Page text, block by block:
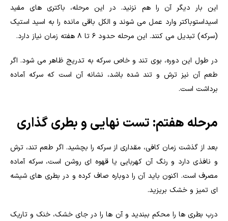
این بار دیگر آن را هم نزنید. در این مرحله، باکتری های مفید
اسیداستوباکتر وارد عمل می شوند و الکل باقی مانده را به اسید استیک
(سرکه) تبدیل می کنند. این مرحله حدود ۶ تا ۸ هفته زمان نیاز دارد.
در طول این دوره، بوی تند و خاص سرکه به تدریج ظاهر می شود. اگر
طعم آن نیز ترش و تند شده باشد، نشانه آن است که سرکه آماده
برداشت است.
مرحله هفتم: تست نهایی و بطری گذاری
بعد از گذشت زمان کافی، مقداری از سرکه را بچشید. اگر طعم تند، ترش
و نافذی دارد و رنگ آن کهربایی یا قهوه ای روشن است، سرکه آماده
مصرف است. اکنون باید آن را دوباره صاف کرده و در بطری های شیشه
ای تمیز و خشک بریزید.
درب بطری ها را محکم ببندید و آن ها را در جای خشک، خنک و تاریک